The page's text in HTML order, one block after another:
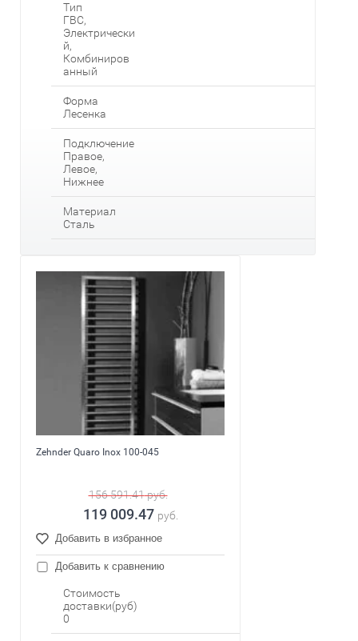
Тип
ГВС,
Электрически
й,
Комбиниров
анный
Форма
Лесенка
Подключение
Правое,
Левое,
Нижнее
Материал
Сталь
Zehnder Quaro Inox 100-045
156 591.41руб.
119 009.47 руб.
Добавить в избранное
Добавить к сравнению
Стоимость
доставки(руб)
0